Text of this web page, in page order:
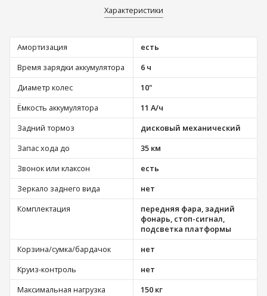
Характеристики
Амортизация
есть
Время зарядки аккумулятора
6 ч
Диаметр колес
10"
Ёмкость аккумулятора
11 А/ч
Задний тормоз
дисковый механический
Запас хода до
35 км
Звонок или клаксон
есть
Зеркало заднего вида
нет
Комплектация
передняя фара, задний
фонарь, стоп-сигнал,
подсветка платформы
Корзина/сумка/бардачок
нет
Круиз-контроль
нет
Максимальная нагрузка
150 кг